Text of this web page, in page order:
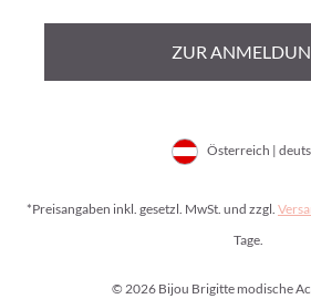
ZUR
Österreich |
*Preisangaben inkl. gesetzl. MwSt. und zzgl.
Tage.
© 2026 Bijou Brigitte modische